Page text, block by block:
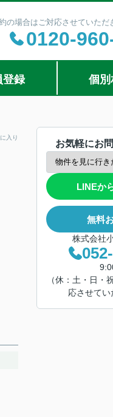
場合はご対応させていただ
0120-
登録 個
入り
お気軽にお
LINEか
無料
株式会社
（休：土・日・
応させてい